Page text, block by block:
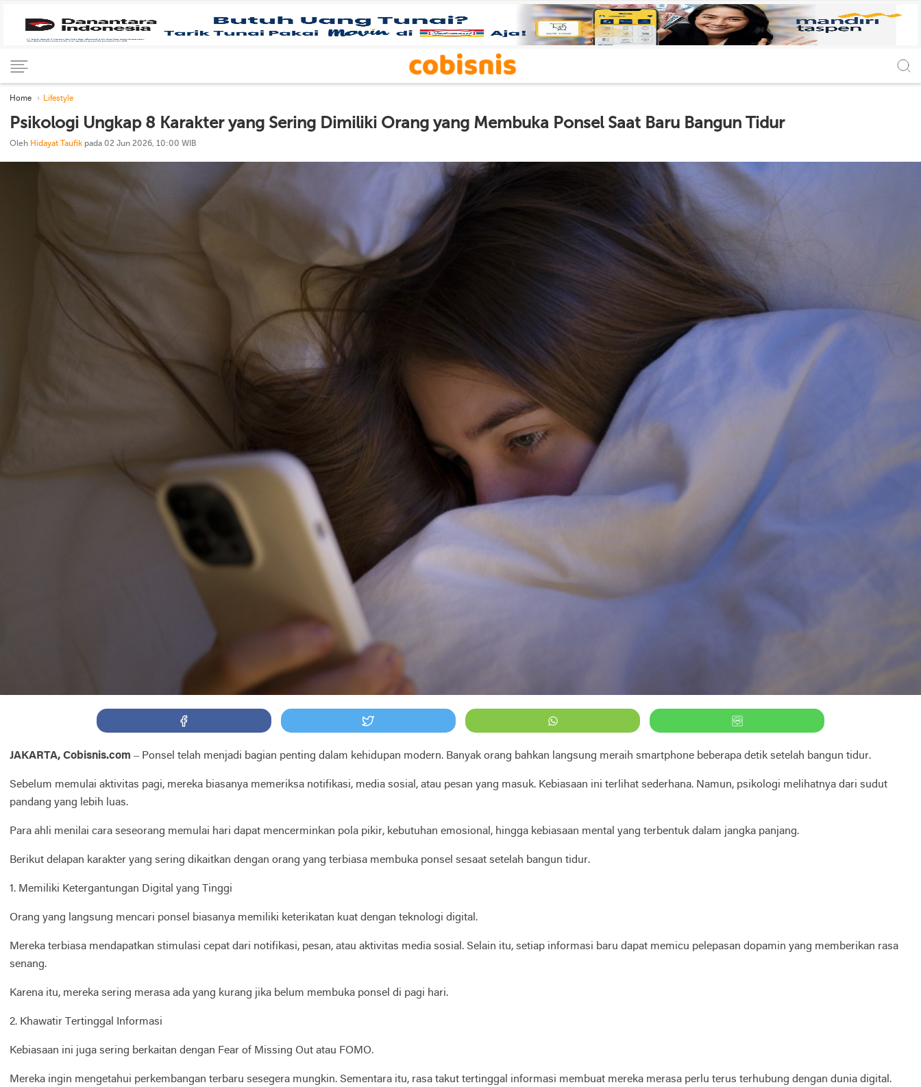
Home Lifestyle
Psikologi Ungkap 8 Karakter yang Sering Dimiliki Orang yang Membuka Ponsel Saat Baru Bangun Tidur
Oleh Hidayat Taufik pada 02 Jun 2026, 10:00 WIB
JAKARTA, Cobisnis.com – Ponsel telah menjadi bagian penting dalam kehidupan modern. Banyak orang bahkan langsung meraih smartphone beberapa detik setelah bangun tidur.
Sebelum memulai aktivitas pagi, mereka biasanya memeriksa notifikasi, media sosial, atau pesan yang masuk. Kebiasaan ini terlihat sederhana. Namun, psikologi melihatnya dari sudut
pandang yang lebih luas.
Para ahli menilai cara seseorang memulai hari dapat mencerminkan pola pikir, kebutuhan emosional, hingga kebiasaan mental yang terbentuk dalam jangka panjang.
Berikut delapan karakter yang sering dikaitkan dengan orang yang terbiasa membuka ponsel sesaat setelah bangun tidur.
1. Memiliki Ketergantungan Digital yang Tinggi
Orang yang langsung mencari ponsel biasanya memiliki keterikatan kuat dengan teknologi digital.
Mereka terbiasa mendapatkan stimulasi cepat dari notifikasi, pesan, atau aktivitas media sosial. Selain itu, setiap informasi baru dapat memicu pelepasan dopamin yang memberikan rasa
senang.
Karena itu, mereka sering merasa ada yang kurang jika belum membuka ponsel di pagi hari.
2. Khawatir Tertinggal Informasi
Kebiasaan ini juga sering berkaitan dengan Fear of Missing Out atau FOMO.
Mereka ingin mengetahui perkembangan terbaru sesegera mungkin. Sementara itu, rasa takut tertinggal informasi membuat mereka merasa perlu terus terhubung dengan dunia digital.